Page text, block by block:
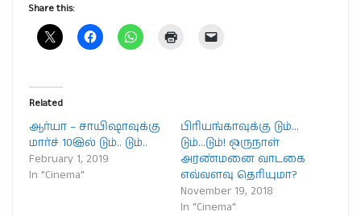
Share this:
Related
ஆர்யா – சாயிஷாவுக்கு
மார்ச் 10இல் டும்.. டும்..
February 1, 2019
In "Cinema"
பிரியங்காவுக்கு டும்…
டும்…டும்! ஒருநாள்
அரண்மனை வாடகை
எவ்வளவு தெரியுமா?
November 19, 2018
In "Cinema"